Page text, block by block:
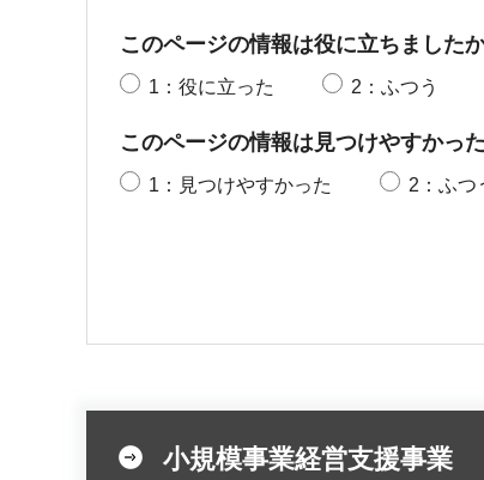
このページの情報は役に立ちました
1：役に立った 2：ふつう
このページの情報は見つけやすかっ
1：見つけやすかった 2：ふつ
小規模事業経営支援事業